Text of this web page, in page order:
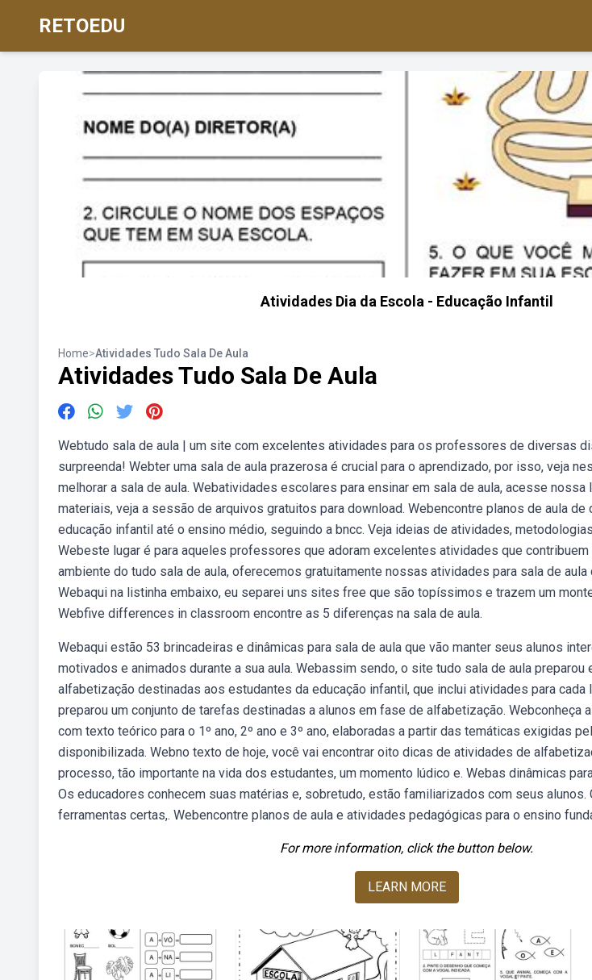
RETOEDU
Atividades Dia da Escola - Educação Infantil
Home>Atividades Tudo Sala De Aula
Atividades Tudo Sala De Aula
Webtudo sala de aula | um site com excelentes atividades para os professores de diversas
surpreenda! Webter uma sala de aula prazerosa é crucial para o aprendizado, por isso, veja
melhorar a sala de aula. Webatividades escolares para ensinar em sala de aula, acesse
materiais, veja a sessão de arquivos gratuitos para download. Webencontre planos de aula
educação infantil até o ensino médio, seguindo a bncc. Veja ideias de atividades,
Webeste lugar é para aqueles professores que adoram excelentes atividades que contribuem
ambiente do tudo sala de aula, oferecemos gratuitamente nossas atividades para sala de
Webaqui na listinha embaixo, eu separei uns sites free que são topíssimos e trazem um
Webfive differences in classroom encontre as 5 diferenças na sala de aula.
Webaqui estão 53 brincadeiras e dinâmicas para sala de aula que vão manter seus alunos
motivados e animados durante a sua aula. Webassim sendo, o site tudo sala de aula
alfabetização destinadas aos estudantes da educação infantil, que inclui atividades para cada
preparou um conjunto de tarefas destinadas a alunos em fase de alfabetização. Webconheça
com texto teórico para o 1º ano, 2º ano e 3º ano, elaboradas a partir das temáticas exigidas
disponibilizada. Webno texto de hoje, você vai encontrar oito dicas de atividades de
processo, tão importante na vida dos estudantes, um momento lúdico e. Webas dinâmicas
Os educadores conhecem suas matérias e, sobretudo, estão familiarizados com seus alunos.
ferramentas certas,. Webencontre planos de aula e atividades pedagógicas para o ensino
For more information, click the button below.
LEARN MORE